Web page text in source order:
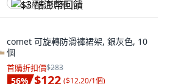
$3 酷澎幣回饋
comet 可旋轉防滑褲裙架, 銀灰色, 10
個
首購折扣價$283
56% $122 ($12.20/1個)